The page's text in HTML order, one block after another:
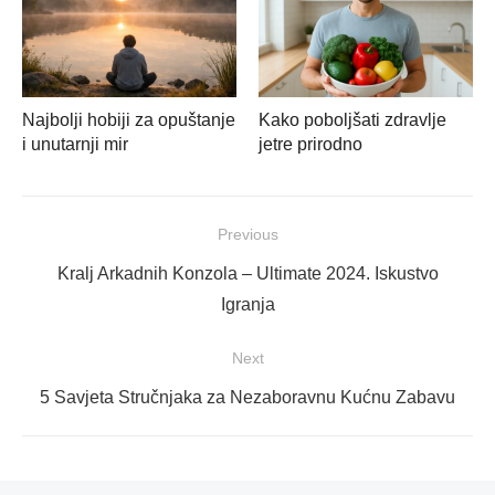
Najbolji hobiji za opuštanje
i unutarnji mir
Kako poboljšati zdravlje
jetre prirodno
objava
Previous
Previous
Kralj Arkadnih Konzola – Ultimate 2024. Iskustvo
Igranja
Next
Next
5 Savjeta Stručnjaka za Nezaboravnu Kućnu Zabavu